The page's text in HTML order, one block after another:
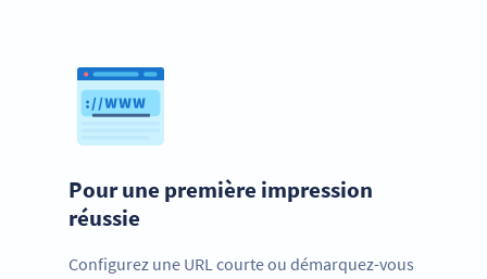
Pour une première impression
réussie
Configurez une URL courte ou démarquez-vous